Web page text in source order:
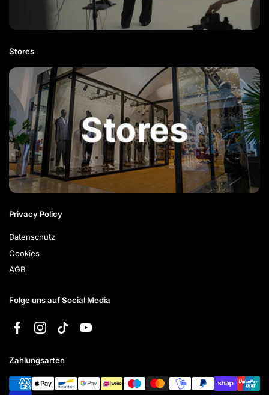
Stores
Privacy Policy
Datenschutz
Cookies
AGB
Folge uns auf Social Media
FacebookInstagramTikTokYouTube
Zahlungsarten